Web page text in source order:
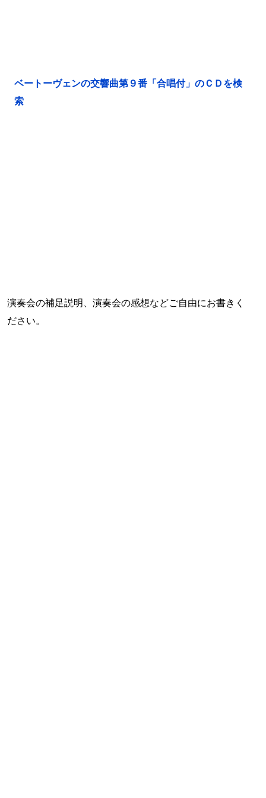
ベートーヴェンの交響曲第９番「合唱付」のＣＤを検
索
演奏会の補足説明、演奏会の感想などご自由にお書きく
ださい。